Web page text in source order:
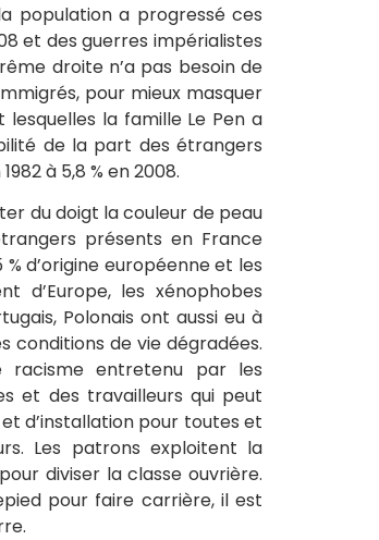
population a progressé ces
et des guerres impérialistes
droite n’a pas besoin de
pour mieux masquer
la famille Le Pen a
de la part des étrangers
à 5,8 % en 2008.
du doigt la couleur de peau
présents en France
d’origine européenne et les
d’Europe, les xénophobes
Polonais ont aussi eu à
conditions de vie dégradées.
racisme entretenu par les
et des travailleurs qui peut
d’installation pour toutes et
Les patrons exploitent la
diviser la classe ouvrière.
pour faire carrière, il est